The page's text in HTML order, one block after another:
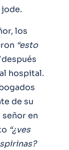
los
“esto
después
hospital.
de su
en
“¿ves